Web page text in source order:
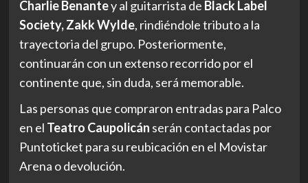
Charlie Benantey al guitarrista de Black Label
Society, Zakk Wylde, rindiéndole tributo a la
trayectoria del grupo. Posteriormente,
continuarán con un extenso recorrido por el
continente que, sin duda, será memorable.
Las personas que compraron entradas para Palco
en el Teatro Caupolicán serán contactadas por
Puntoticket para su reubicación en el Movistar
Arena o devolución.